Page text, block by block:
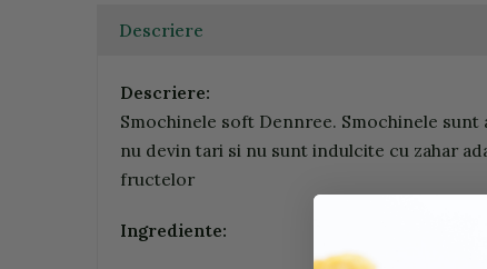
Descriere
Descriere:
Smochinele soft Dennree. Smochinele
nu devin tari si nu sunt indulcite cu zahar
fructelor
Ingrediente: